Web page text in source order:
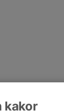
kakor